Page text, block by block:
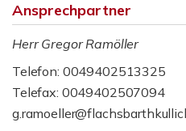
Ansprechpartner
Herr Gregor Ramöller
Telefon: 0049402513325
Telefax: 0049402507094